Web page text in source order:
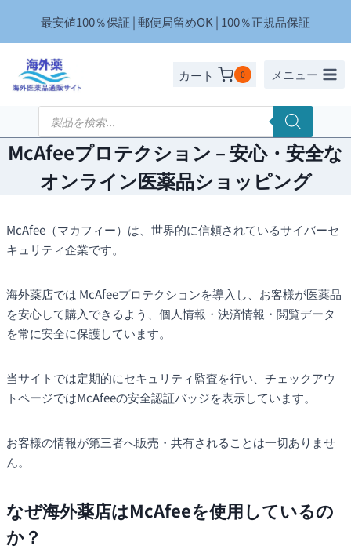
を
最安値100％保証 | 郵便局留めOK | 100％正規品保証
カート 0 メニュー
商
検
索
McAfeeプロテクション – 安心・安全な
オンライン医薬品ショッピング
McAfee（マカフィー）は、世界的に信頼されているサイバーセ
キュリティ企業です。
海外薬店では McAfeeプロテクションを導入し、お客様が医薬品
を安心して購入できるよう、個人情報・決済情報・閲覧データ
を常に安全に保護しています。
当サイトでは定期的にセキュリティ監査を行い、チェックアウ
トページではMcAfeeの安全認証バッジを表示しています。
お客様の情報が第三者へ販売・共有されることは一切ありませ
ん。
なぜ海外薬店はMcAfeeを使用しているの
か？